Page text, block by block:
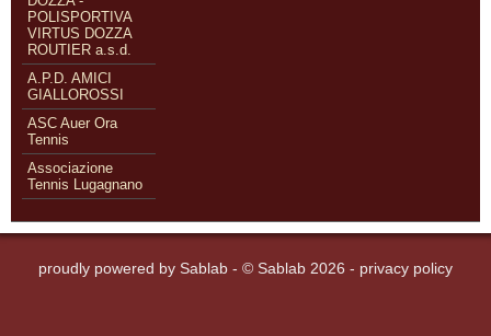
POLISPORTIVA
VIRTUS DOZZA
ROUTIER a.s.d.
A.P.D. AMICI
GIALLOROSSI
ASC Auer Ora
Tennis
Associazione
Tennis Lugagnano
proudly powered by Sablab - © Sablab 2026 - privacy policy